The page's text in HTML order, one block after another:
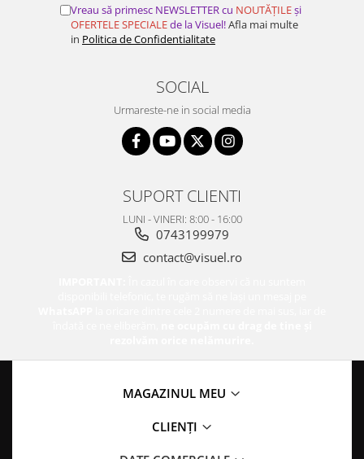
Vreau să primesc NEWSLETTER cu NOUTĂȚILEși
OFERTELE SPECIALEde la Visuel!Afla mai multe
in Politica de Confidentialitate
SOCIAL
Urmareste-ne in social media
SUPORT CLIENTI
LUNI - VINERI: 8:00 - 16:00
0743199979
contact@visuel.ro
MAGAZINUL MEU
CLIENȚI